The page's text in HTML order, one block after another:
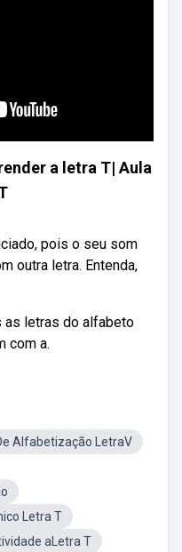
a letra T| Aula
pois o seu som
outra letra. Entenda,
as letras do alfabeto
com a.
Alfabetização LetraV
Letra T
aLetra T